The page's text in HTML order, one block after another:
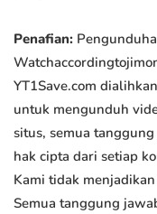
Penafian:
YT1Save.com
untuk mengunduh
situs, semua
hak cipta dari setiap
Kami tidak
Semua tanggung